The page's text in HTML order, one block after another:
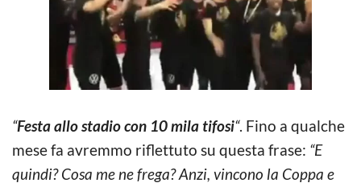
“Festa allo stadio con 10 mila tifosi“. Fino a qualche
mese fa avremmo riflettuto su questa frase: “E
quindi? Cosa me ne frega? Anzi, vincono la Coppa e